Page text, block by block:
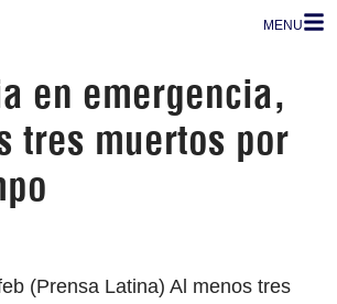
MENU
en emergencia,
tres muertos por
(Prensa Latina) Al menos tres